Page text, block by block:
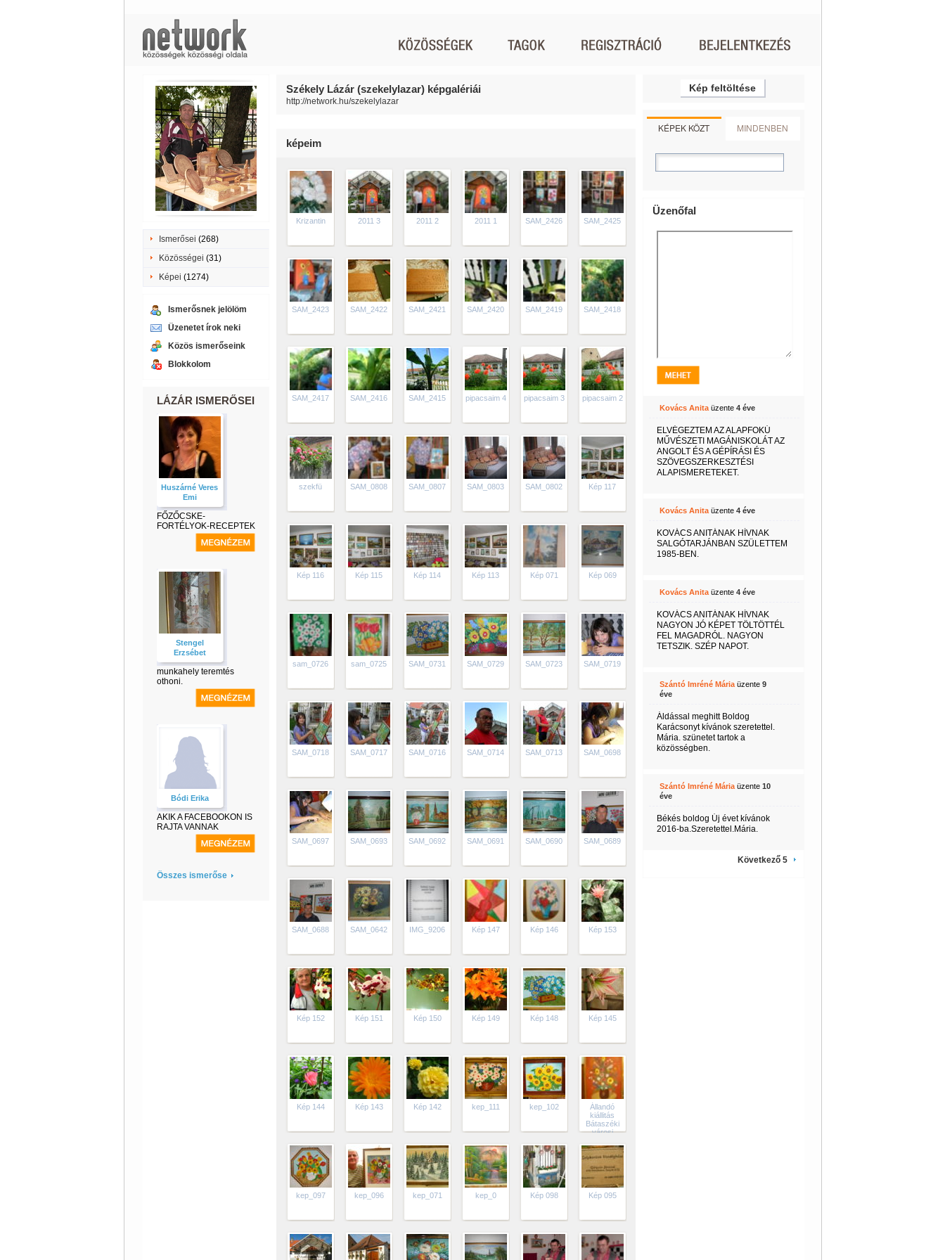
Ismerősei (268)
Közösségei (31)
Képei (1274)
Ismerősnek jelölöm
Üzenetet írok neki
Közös ismerőseink
Blokkolom
LÁZÁR ISMERŐSEI
Huszárné Veres
Emi
FŐZŐCSKE-
FORTÉLYOK-RECEPTEK
Stengel
Erzsébet
munkahely teremtés
othoni.
Bódi Erika
AKIK A FACEBOOKON IS
RAJTA VANNAK
Összes ismerőse
Székely Lázár (szekelylazar) képgalériái
http://network.hu/szekelylazar
képeim
Krizantin 2011 3 2011 2 2011 1 SAM_2426 SAM_2425
SAM_2423 SAM_2422 SAM_2421 SAM_2420 SAM_2419 SAM_2418
SAM_2417 SAM_2416 SAM_2415 pipacsaim 4 pipacsaim 3 pipacsaim 2
szekfü SAM_0808 SAM_0807 SAM_0803 SAM_0802 Kép 117
Kép 116 Kép 115 Kép 114 Kép 113 Kép 071 Kép 069
sam_0726 sam_0725 SAM_0731 SAM_0729 SAM_0723 SAM_0719
SAM_0718 SAM_0717 SAM_0716 SAM_0714 SAM_0713 SAM_0698
SAM_0697 SAM_0693 SAM_0692 SAM_0691 SAM_0690 SAM_0689
SAM_0688 SAM_0642 IMG_9206 Kép 147 Kép 146 Kép 153
Kép 152 Kép 151 Kép 150 Kép 149 Kép 148 Kép 145
Kép 144 Kép 143 Kép 142 kep_111 kep_102
Állandó
kiállitás
Bátaszéki
városi
kep_097 kep_096 kep_071 kep_0 Kép 098 Kép 095
Kép feltöltése
KÉPEK KÖZT MINDENBEN
Üzenőfal
Kovács Anitaüzente 4 éve
ELVÉGEZTEM AZ ALAPFOKÚ
MŰVÉSZETI MAGÁNISKOLÁT AZ
ANGOLT ÉS A GÉPÍRÁSI ÉS
SZÖVEGSZERKESZTÉSI
ALAPISMERETEKET.
Kovács Anitaüzente 4 éve
KOVÁCS ANITÁNAK HÍVNAK
SALGÓTARJÁNBAN SZÜLETTEM
1985-BEN.
Kovács Anitaüzente 4 éve
KOVÁCS ANITÁNAK HÍVNAK
NAGYON JÓ KÉPET TÖLTÖTTÉL
FEL MAGADRÓL. NAGYON
TETSZIK. SZÉP NAPOT.
Szántó Imréné Máriaüzente 9
éve
Áldással meghitt Boldog
Karácsonyt kívánok szeretettel.
Mária. szünetet tartok a
közösségben.
Szántó Imréné Máriaüzente 10
éve
Békés boldog Új évet kívánok
2016-ba.Szeretettel.Mária.
Következő 5